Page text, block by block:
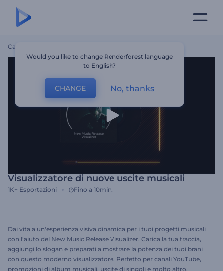
Casa
Visualizzatore di nuove uscite musicali
1K+ Esportazioni Fino a 10min.
Dai vita a un'esperienza visiva dinamica per i tuoi progetti musicali
con l'aiuto del New Music Release Visualizer. Carica la tua traccia,
aggiungi lo slogan e preparati a mostrare la potenza dei tuoi brani
con questo moderno visualizzatore. Perfetto per canali YouTube,
promozioni di album musicali, uscite di singoli e molto altro.
Would you like to change Renderforest language
to English?
CHANGE No, thanks